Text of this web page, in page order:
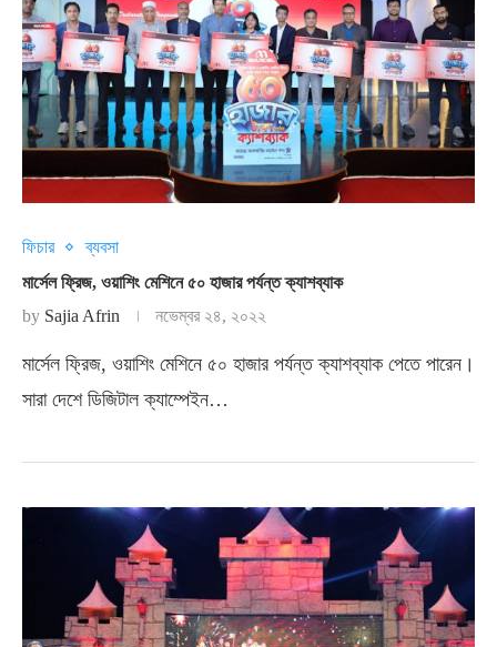
ফিচার
ব্যবসা
মার্সেল ফ্রিজ, ওয়াশিং মেশিনে ৫০ হাজার পর্যন্ত ক্যাশব্যাক
by Sajia Afrin নভেম্বর ২৪, ২০২২
মার্সেল ফ্রিজ, ওয়াশিং মেশিনে ৫০ হাজার পর্যন্ত ক্যাশব্যাক পেতে পারেন।
সারা দেশে ডিজিটাল ক্যাম্পেইন…